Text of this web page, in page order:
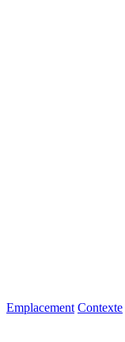
Emplacement Contexte